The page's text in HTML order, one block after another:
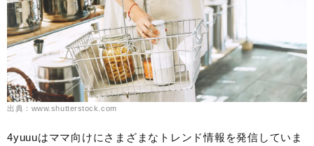
出典：www.shutterstock.com
4yuuuはママ向けにさまざまなトレンド情報を発信していま